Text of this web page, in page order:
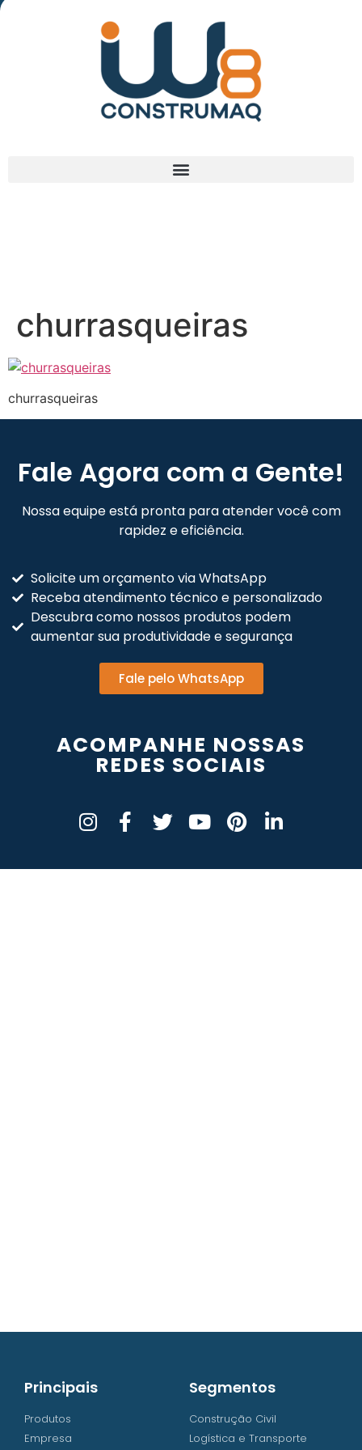
(48) 3238-9838
churrasqueiras
churrasqueiras
Fale Agora com a Gente!
Nossa equipe está pronta para atender você com
rapidez e eficiência.
Solicite um orçamento via WhatsApp
Receba atendimento técnico e personalizado
Descubra como nossos produtos podem
aumentar sua produtividade e segurança
Fale pelo WhatsApp
ACOMPANHE NOSSAS
REDES SOCIAIS
Principais
Produtos
Empresa
Segmentos
Construção Civil
Logística e Transporte